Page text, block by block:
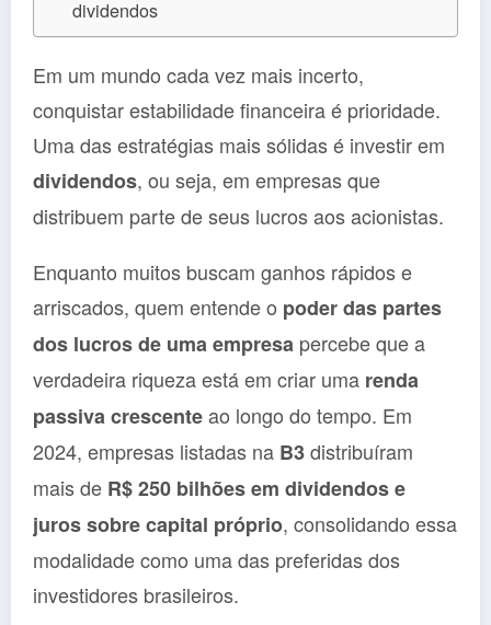
dividendos
Em um mundo cada vez mais incerto,
conquistar estabilidade financeira é prioridade.
Uma das estratégias mais sólidas é investir em
dividendos, ou seja, em empresas que
distribuem parte de seus lucros aos acionistas.
Enquanto muitos buscam ganhos rápidos e
arriscados, quem entende o poder das partes
dos lucros de uma empresa percebe que a
verdadeira riqueza está em criar uma renda
passiva crescenteao longo do tempo. Em
2024, empresas listadas na B3distribuíram
mais de R$ 250 bilhões em dividendos e
juros sobre capital próprio, consolidando essa
modalidade como uma das preferidas dos
investidores brasileiros.